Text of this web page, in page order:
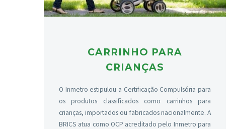
CARRINHO PARA
CRIANÇAS
O Inmetro estipulou a Certificação Compulsória para
os produtos classificados como carrinhos para
crianças, importados ou fabricados nacionalmente. A
BRICS atua como OCP acreditado pelo Inmetro para